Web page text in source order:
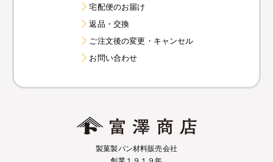
宅配便のお届け
返品・交換
ご注文後の変更・キャンセル
お問い合わせ
製菓製パン材料販売会社